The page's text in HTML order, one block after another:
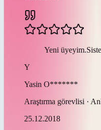
Yeni
Y
Yasin O*******
Araştırma görevlisi ·
25.12.2018